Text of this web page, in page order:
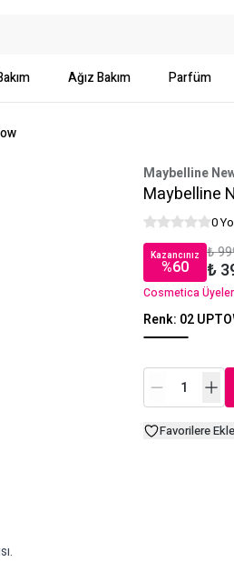
Ağız Bakım Parfüm
Maybelline
Maybelline
0
Kazancınız
%60
₺
₺
Cosmetica
Renk: 02
Favorilere Ekle